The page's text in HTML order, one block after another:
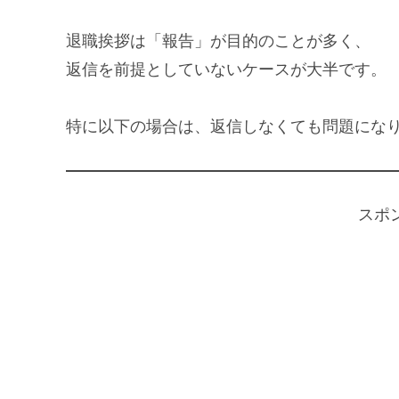
退職挨拶は「報告」が目的のことが多く、
返信を前提としていないケースが大半です。
特に以下の場合は、返信しなくても問題にな
スポ